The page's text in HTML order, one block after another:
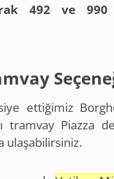
492 ve
ettiğimiz
tramvay Piazza
ulaşabilirsiniz.